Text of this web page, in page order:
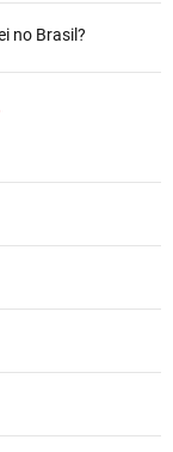
no Brasil?